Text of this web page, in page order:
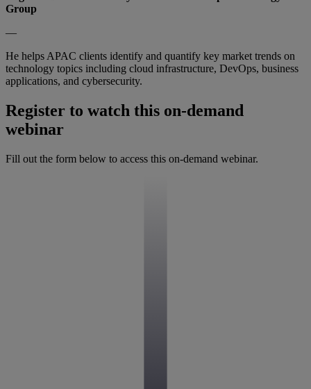
Group
—
He helps APAC clients identify and quantify key market trends on
technology topics including cloud infrastructure, DevOps, business
applications, and cybersecurity.
Register to watch this on-demand
webinar
Fill out the form below to access this on-demand webinar.